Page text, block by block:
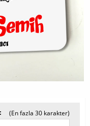
(En fazla 30 karakter)